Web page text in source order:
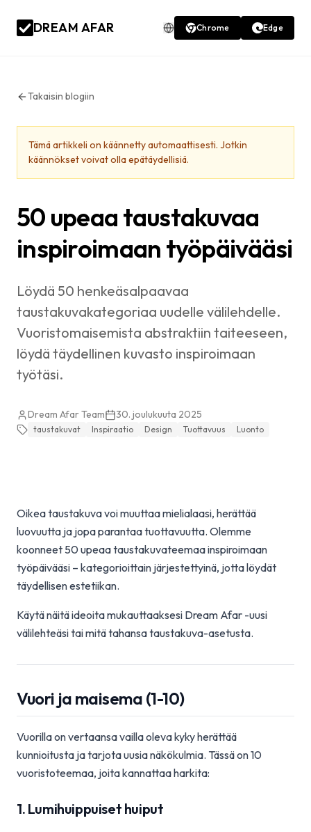
DREAM AFAR Chrome Edge
Takaisin blogiin
Tämä artikkeli on käännetty automaattisesti. Jotkin
käännökset voivat olla epätäydellisiä.
50 upeaa taustakuvaa
inspiroimaan työpäivääsi
Löydä 50 henkeäsalpaavaa
taustakuvakategoriaa uudelle välilehdelle.
Vuoristomaisemista abstraktiin taiteeseen,
löydä täydellinen kuvasto inspiroimaan
työtäsi.
Dream Afar Team 30. joulukuuta 2025
taustakuvat Inspiraatio Design Tuottavuus Luonto
Oikea taustakuva voi muuttaa mielialaasi, herättää
luovuutta ja jopa parantaa tuottavuutta. Olemme
koonneet 50 upeaa taustakuvateemaa inspiroimaan
työpäivääsi – kategorioittain järjestettyinä, jotta löydät
täydellisen estetiikan.
Käytä näitä ideoita mukauttaaksesi Dream Afar -uusi
välilehteäsi tai mitä tahansa taustakuva-asetusta.
Vuori ja maisema (1-10)
Vuorilla on vertaansa vailla oleva kyky herättää
kunnioitusta ja tarjota uusia näkökulmia. Tässä on 10
vuoristoteemaa, joita kannattaa harkita:
1. Lumihuippuiset huiput